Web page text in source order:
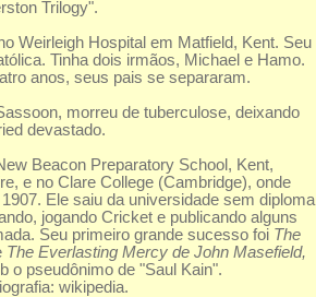
Trilogy".
Weirleigh Hospital em Matfield, Kent. Seu
Tinha dois irmãos, Michael e Hamo.
anos, seus pais se separaram.
morreu de tuberculose, deixando
devastado.
Beacon Preparatory School, Kent,
e no Clare College (Cambridge), onde
Ele saiu da universidade sem diploma
jogando Cricket e publicando alguns
Seu primeiro grande sucesso foi The
The Everlasting Mercy de John Masefield,
o pseudônimo de "Saul Kain".
wikipedia.